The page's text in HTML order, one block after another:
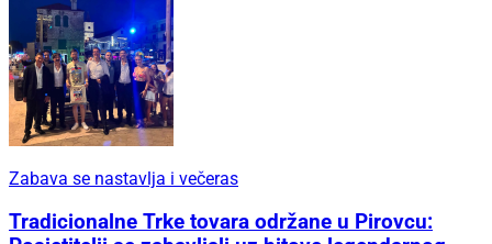
Zabava se nastavlja i večeras
Tradicionalne Trke tovara održane u Pirovcu: